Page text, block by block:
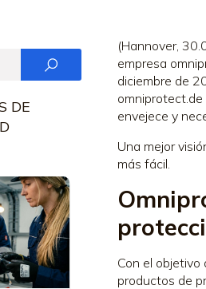
DE
(Hannover,
empresa
diciembre de
envejece y
Una mejor
más fácil.
Con el
productos de